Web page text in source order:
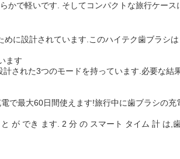
かで軽いです. そしてコンパクトな旅行ケー
に設計されています.このハイテク歯ブラシ
ます
された3つのモードを持っています.必要な結
で最大60日間使えます!旅行中に歯ブラシの
が でき ます. 2 分 の スマート タイム 計 は,